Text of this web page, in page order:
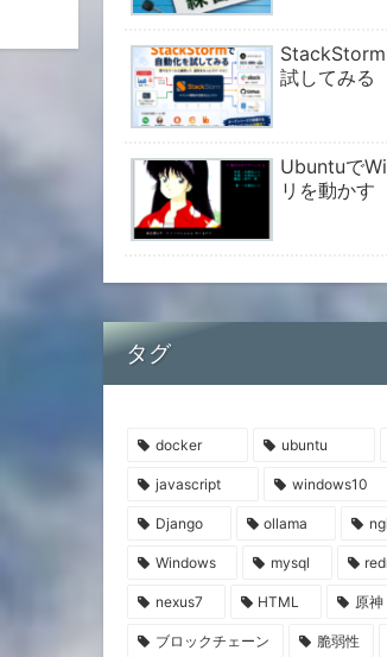
試してみる
Ubuntuで
リを動かす
タグ
docker ubuntu
javascript windows10
Django ollama
Windows mysql
nexus7 HTML 原神
ブロックチェーン 脆弱性